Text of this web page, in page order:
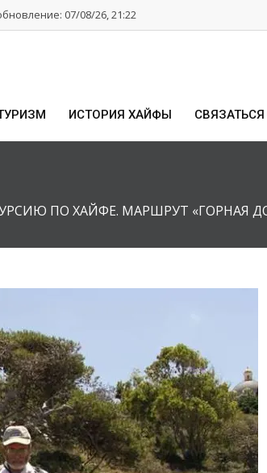
07/08/26, 21:22
ИСТОРИЯ ХАЙФЫ
ПО ХАЙФЕ. МАРШРУТ «ГОРНАЯ